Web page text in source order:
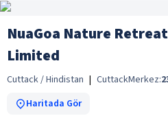
NuaGoa Nature
Limited
Cuttack / Hindistan | CuttackMerkez:
Haritada Gör